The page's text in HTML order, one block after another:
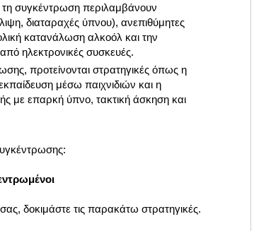
συγκέντρωση περιλαμβάνουν
διαταραχές ύπνου), ανεπιθύμητες
κατανάλωση αλκοόλ και την
ηλεκτρονικές συσκευές.
προτείνονται στρατηγικές όπως η
μέσω παιχνιδιών και η
με επαρκή ύπνο, τακτική άσκηση και
δοκιμάστε τις παρακάτω στρατηγικές.